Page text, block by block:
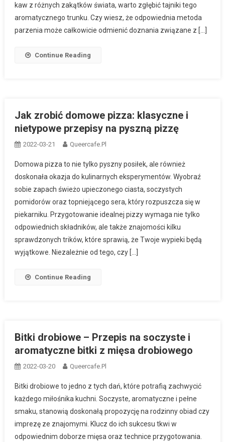
kaw z różnych zakątków świata, warto zgłębić tajniki tego
aromatycznego trunku. Czy wiesz, że odpowiednia metoda
parzenia może całkowicie odmienić doznania związane z […]
Continue Reading
Jak zrobić domowe pizza: klasyczne i
nietypowe przepisy na pyszną pizzę
2022-03-21 Queercafe.pl
Domowa pizza to nie tylko pyszny posiłek, ale również
doskonała okazja do kulinarnych eksperymentów. Wyobraź
sobie zapach świeżo upieczonego ciasta, soczystych
pomidorów oraz topniejącego sera, który rozpuszcza się w
piekarniku. Przygotowanie idealnej pizzy wymaga nie tylko
odpowiednich składników, ale także znajomości kilku
sprawdzonych trików, które sprawią, że Twoje wypieki będą
wyjątkowe. Niezależnie od tego, czy […]
Continue Reading
Bitki drobiowe – Przepis na soczyste i
aromatyczne bitki z mięsa drobiowego
2022-03-20 Queercafe.pl
Bitki drobiowe to jedno z tych dań, które potrafią zachwycić
każdego miłośnika kuchni. Soczyste, aromatyczne i pełne
smaku, stanowią doskonałą propozycję na rodzinny obiad czy
imprezę ze znajomymi. Klucz do ich sukcesu tkwi w
odpowiednim doborze mięsa oraz technice przygotowania.